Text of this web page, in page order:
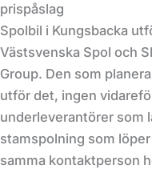
prispåslag
Spolbil i Kungsbacka
Västsvenska Spol och
Group. Den som
utför det, ingen
underleverantörer som
stamspolning som
samma kontaktperson